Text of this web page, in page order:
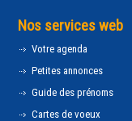
Nos services web
Votre agenda
Petites annonces
Guide des prénoms
Cartes de voeux